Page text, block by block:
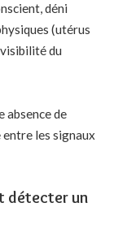
déni
(utérus
du
absence de
les signaux
détecter un